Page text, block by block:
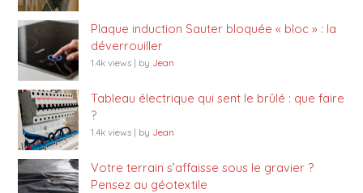
Plaque induction Sauter bloquée « bloc » : la
déverrouiller
1.4k views | by Jean
Tableau électrique qui sent le brûlé : que faire
?
1.4k views | by Jean
Votre terrain s’affaisse sous le gravier ?
Pensez au géotextile